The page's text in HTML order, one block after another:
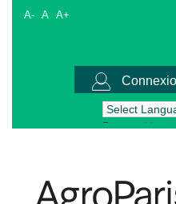
A- A A+
Powered by